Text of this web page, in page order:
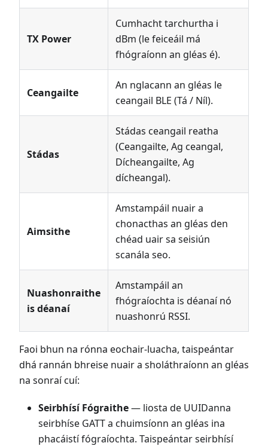
TX Power
Cumhacht tarchurtha i
dBm (le feiceáil má
fhógraíonn an gléas é).
Ceangailte
An nglacann an gléas le
ceangail BLE (Tá / Níl).
Stádas
Stádas ceangail reatha
(Ceangailte, Ag ceangal,
Dícheangailte, Ag
dícheangal).
Aimsithe
Amstampáil nuair a
chonacthas an gléas den
chéad uair sa seisiún
scanála seo.
Nuashonraithe
is déanaí
Amstampáil an
fhógraíochta is déanaí nó
nuashonrú RSSI.
Faoi bhun na rónna eochair-luacha, taispeántar
dhá rannán bhreise nuair a sholáthraíonn an gléas
na sonraí cuí:
Seirbhísí Fógraithe— liosta de UUIDanna
seirbhíse GATT a chuimsíonn an gléas ina
phacáistí fógraíochta. Taispeántar seirbhísí